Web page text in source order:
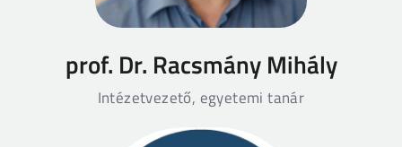
prof. Dr. Racsmány Mihály
Intézetvezető, egyetemi tanár